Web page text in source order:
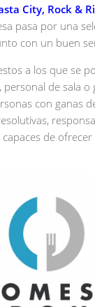
City, Rock &
pasa por una
con un buen
a los que se
de sala o
con ganas
de